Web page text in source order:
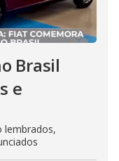
Brasil
e
lembrados,